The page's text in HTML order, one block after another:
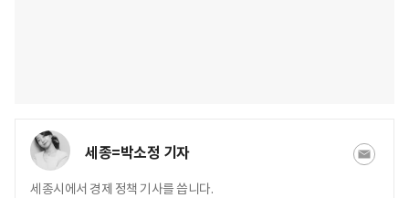
세종=박소정 기자
세종시에서 경제 정책 기사를 씁니다.